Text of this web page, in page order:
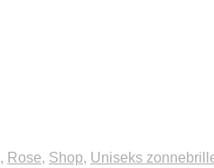
, Rose, Shop, Uniseks